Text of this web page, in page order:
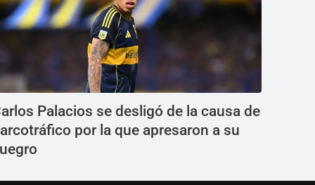
Palacios se desligó de la causa de
por la que apresaron a su